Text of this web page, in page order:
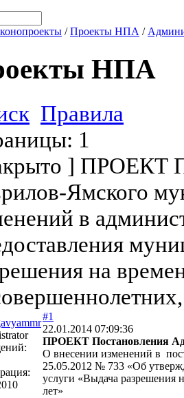
/Проекты НПА /
НПА
Правила
1
] ПРОЕКТ
Ямского
в
на
#1
22.01.2014 07:09:36
ПРОЕКТ Постановления
О внесении изменений в
25.05.2012 № 733 «Об
услуги «Выдача разрешения
лет»